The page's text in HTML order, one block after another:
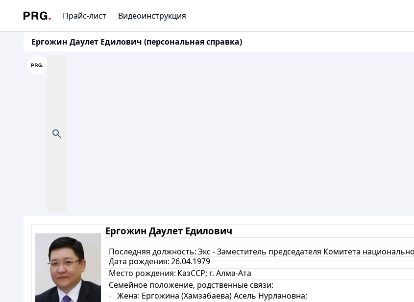
Прайс-лист Видеоинструкция
Ергожин Даулет Едилович (персональная справка)
Ергожин Даулет Едилович
Последняя должность:Экс - Заместитель председателя Комитета
Дата рождения:26.04.1979
Место рождения: КазССР; г. Алма-Ата
Семейное положение, родственные связи:
· Жена: Ергожина (Хамзабаева) Асель Нурлановна;